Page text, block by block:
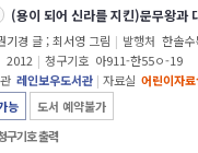
(용이 되어 신라를 지킨)문무왕과
기경 글 ; 최서영 그림 | 발행처 한솔수
2012 | 청구기호 아911-한55ㅇ-19
레인보우도서관 | 자료실 어린이자료
능
도서 예약불가
구기호 출력